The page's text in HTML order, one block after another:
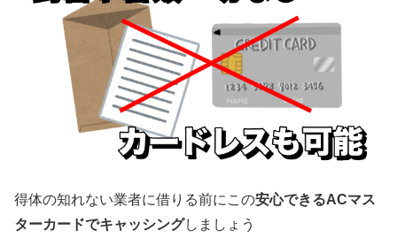
得体の知れない業者に借りる前にこの安心できるACマス
ターカードでキャッシングしましょう